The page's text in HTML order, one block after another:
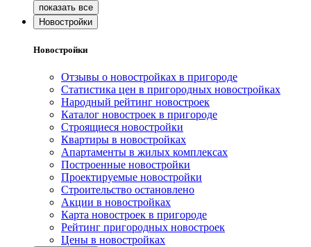
Новостройки
Новостройки
Отзывы о новостройках в пригороде
Статистика цен в пригородных новостройках
Народный рейтинг новостроек
Каталог новостроек в пригороде
Строящиеся новостройки
Квартиры в новостройках
Апартаменты в жилых комплексах
Построенные новостройки
Проектируемые новостройки
Строительство остановлено
Акции в новостройках
Карта новостроек в пригороде
Рейтинг пригородных новостроек
Цены в новостройках